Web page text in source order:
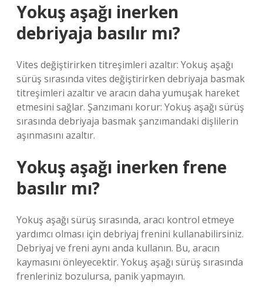
Yokuş aşağı inerken
debriyaja basılır mı?
Vites değiştirirken titreşimleri azaltır: Yokuş aşağı
sürüş sırasında vites değiştirirken debriyaja basmak
titreşimleri azaltır ve aracın daha yumuşak hareket
etmesini sağlar. Şanzımanı korur: Yokuş aşağı sürüş
sırasında debriyaja basmak şanzımandaki dişlilerin
aşınmasını azaltır.
Yokuş aşağı inerken frene
basılır mı?
Yokuş aşağı sürüş sırasında, aracı kontrol etmeye
yardımcı olması için debriyaj frenini kullanabilirsiniz.
Debriyaj ve freni aynı anda kullanın. Bu, aracın
kaymasını önleyecektir. Yokuş aşağı sürüş sırasında
frenleriniz bozulursa, panik yapmayın.